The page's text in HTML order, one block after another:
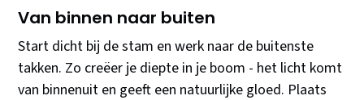
Van binnen naar buiten
Start dicht bij de stam en werk naar de buitenste
takken. Zo creëer je diepte in je boom - het licht komt
van binnenuit en geeft een natuurlijke gloed. Plaats